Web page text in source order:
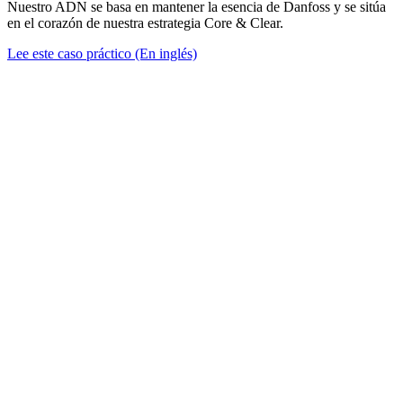
Nuestro ADN se basa en mantener la esencia de Danfoss y se sitúa
en el corazón de nuestra estrategia Core & Clear.
Lee este caso práctico (En inglés)